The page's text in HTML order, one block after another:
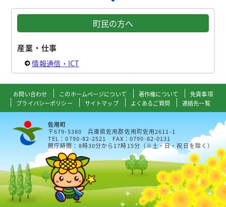
町民の方へ
産業・仕事
情報通信・ICT
お問い合わせ このホームページについて 著作権について
免責事項
プライバシーポリシー
サイトマップ よくあるご質問 連絡先一覧
佐用町
〒679-5380 兵庫県佐用郡佐用町佐用2611-1
TEL：0790-82-2521 FAX：0790-82-0131
開庁時間：8時30分から17時15分（※土・日・祝日を除く）